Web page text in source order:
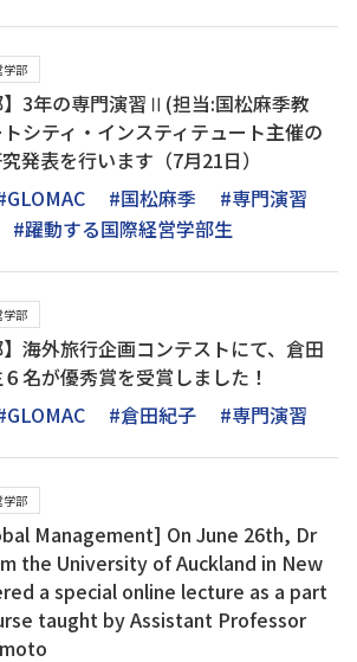
学部
】3年の専門演習Ⅱ(担当:国松麻季教
シティ・インスティテュート主催の
発表を行います（7月21日）
#国松麻季
#専門演習
#躍動する国際経営学部生
学部
】海外旅行企画コンテストにて、倉田
名が優秀賞を受賞しました！
#倉田紀子 #専門演習
学部
Management] On June 26th, Dr
the University of Auckland in New
a special online lecture as a part
taught by Assistant Professor